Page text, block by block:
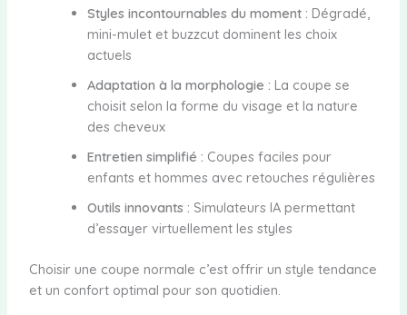
Styles incontournables du moment : Dégradé,
mini-mulet et buzzcut dominent les choix
actuels
Adaptation à la morphologie : La coupe se
choisit selon la forme du visage et la nature
des cheveux
Entretien simplifié : Coupes faciles pour
enfants et hommes avec retouches régulières
Outils innovants : Simulateurs IA permettant
d’essayer virtuellement les styles
Choisir une coupe normale c’est offrir un style tendance
et un confort optimal pour son quotidien.